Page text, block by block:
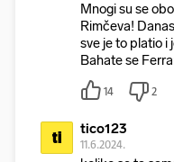
Mnogi su se
Rimčeva!
sve je to platio i
Bahate se
14 2
ti tico123
11.6.2024.